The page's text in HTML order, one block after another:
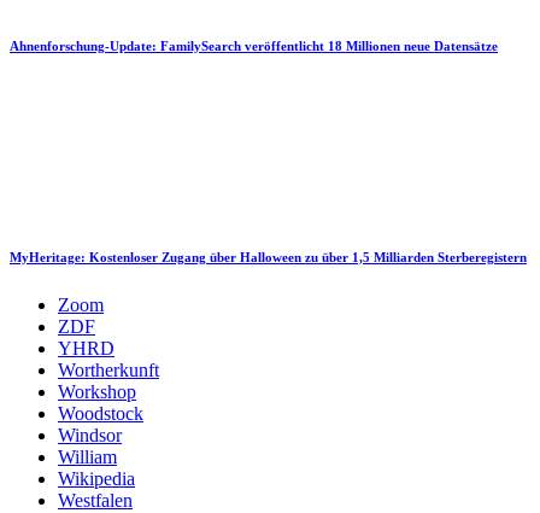
Ahnenforschung-Update: FamilySearch veröffentlicht 18 Millionen neue Datensätze
MyHeritage: Kostenloser Zugang über Halloween zu über 1,5 Milliarden Sterberegistern
Zoom
ZDF
YHRD
Wortherkunft
Workshop
Woodstock
Windsor
William
Wikipedia
Westfalen